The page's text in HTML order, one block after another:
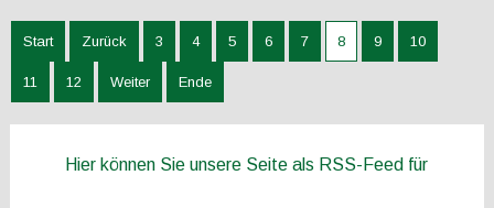
Start Zurück 3 4 5 6 7 8 9 10
11 12 Weiter Ende
Hier können Sie unsere Seite als RSS-Feed für